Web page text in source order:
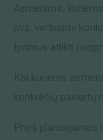
Asmenims,
pvz. vertinami
tyrimus atlikti
Kai kuriems
konkrečių paskirtų
Prieš